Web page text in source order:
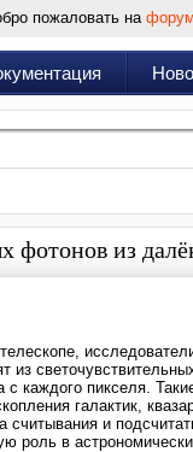
пожаловать на
фотонов из
из
каждого пикселя.
галактик,
и
роль в